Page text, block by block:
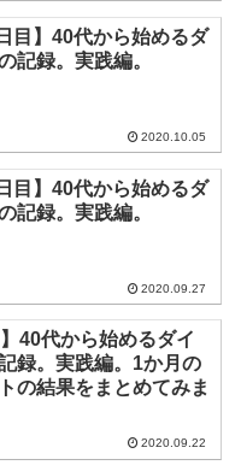
目】40代から始めるダ
記録。実践編。
2020.10.05
目】40代から始めるダ
記録。実践編。
2020.09.27
】40代から始めるダイ
録。実践編。1か月の
の結果をまとめてみま
2020.09.22